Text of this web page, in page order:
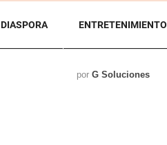
DIASPORA ENTRETENIMIENTO
por G Soluciones